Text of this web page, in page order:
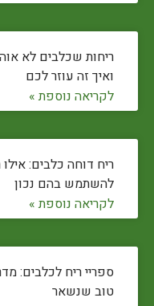
ריחות שכלבים לא
ואיך זה עוזר לכם
לקריאה נוספת »
ריח דוחה כלבים:
להשתמש בהם נכון
לקריאה נוספת »
ספריי ריח לכלבים:
טוב שנשאר